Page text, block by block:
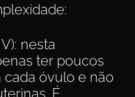
nesta
ter poucos
óvulo e não
É